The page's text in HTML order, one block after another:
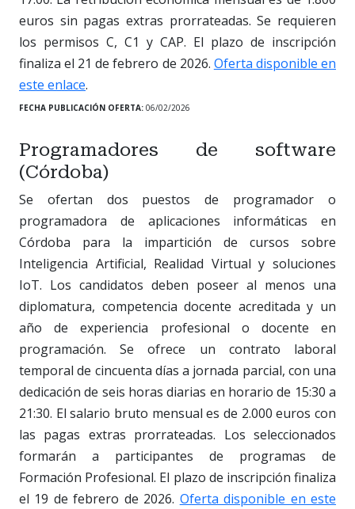
euros sin pagas extras prorrateadas. Se requieren
los permisos C, C1 y CAP. El plazo de inscripción
finaliza el 21 de febrero de 2026. Oferta disponible en
este enlace.
FECHA PUBLICACIÓN OFERTA: 06/02/2026
Programadores de software
(Córdoba)
Se ofertan dos puestos de programador o
programadora de aplicaciones informáticas en
Córdoba para la impartición de cursos sobre
Inteligencia Artificial, Realidad Virtual y soluciones
IoT. Los candidatos deben poseer al menos una
diplomatura, competencia docente acreditada y un
año de experiencia profesional o docente en
programación. Se ofrece un contrato laboral
temporal de cincuenta días a jornada parcial, con una
dedicación de seis horas diarias en horario de 15:30 a
21:30. El salario bruto mensual es de 2.000 euros con
las pagas extras prorrateadas. Los seleccionados
formarán a participantes de programas de
Formación Profesional. El plazo de inscripción finaliza
el 19 de febrero de 2026. Oferta disponible en este